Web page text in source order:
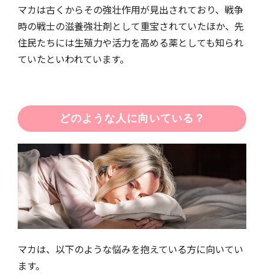
マカは古くからその強壮作用が見出されており、戦争
時の戦士の滋養強壮剤として重宝されていたほか、先
住民たちには生殖力や活力を高める薬としても知られ
ていたといわれています。
どのような人に向いている？
マカは、以下のような悩みを抱えている方に向いてい
ます。